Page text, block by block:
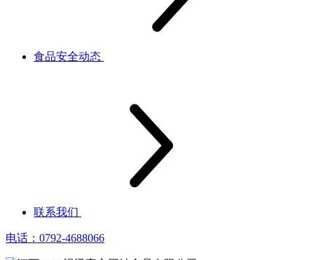
食品安全动态
联系我们
电话：0792-4688066